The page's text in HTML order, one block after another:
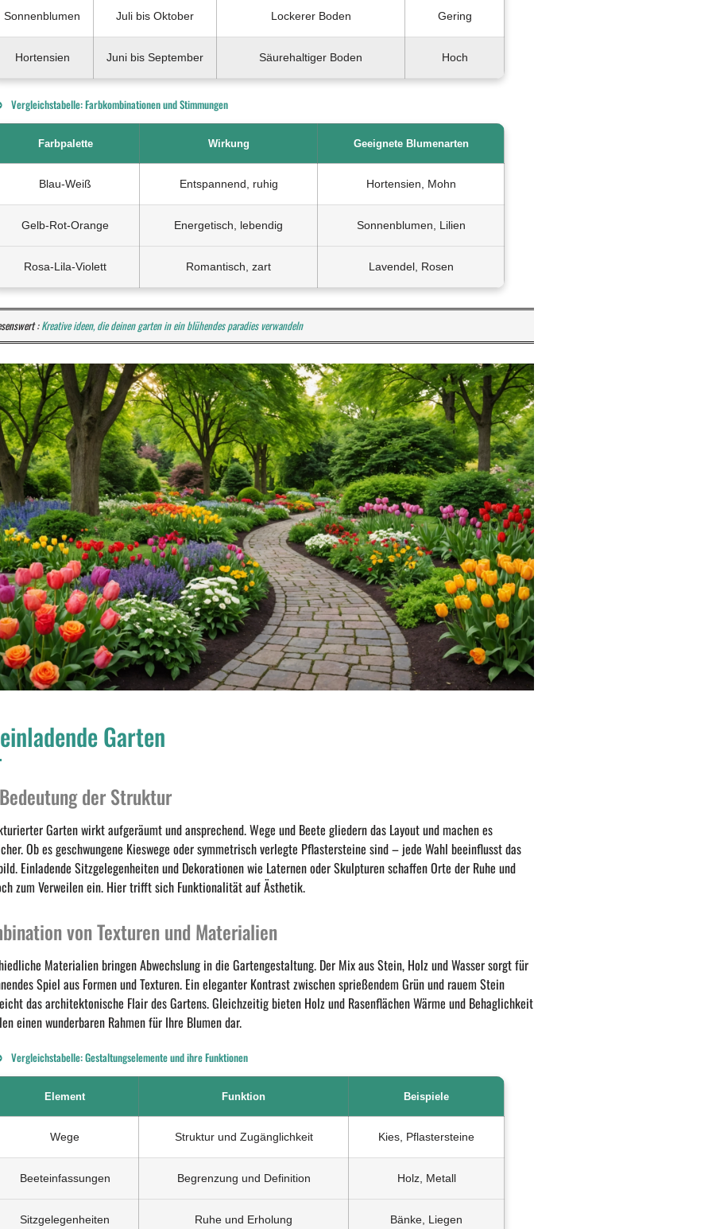
Sonnenblumen Juli bis Oktober Lockerer Boden Gering
Hortensien Juni bis September Säurehaltiger Boden Hoch
Vergleichstabelle: Farbkombinationen und Stimmungen
Farbpalette Wirkung Geeignete Blumenarten
Blau-Weiß Entspannend, ruhig Hortensien, Mohn
Gelb-Rot-Orange Energetisch, lebendig Sonnenblumen, Lilien
Rosa-Lila-Violett Romantisch, zart Lavendel, Rosen
:Kreative ideen, die deinen garten in ein blühendes paradies verwandeln
Garten
der Struktur
Garten wirkt aufgeräumt und ansprechend. Wege und Beete gliedern das Layout und machen es
Ob es geschwungene Kieswege oder symmetrisch verlegte Pflastersteine sind – jede Wahl beeinflusst das
Einladende Sitzgelegenheiten und Dekorationen wie Laternen oder Skulpturen schaffen Orte der Ruhe und
zum Verweilen ein. Hier trifft sich Funktionalität auf Ästhetik.
von Texturen und Materialien
Materialien bringen Abwechslung in die Gartengestaltung. Der Mix aus Stein, Holz und Wasser sorgt für
Spiel aus Formen und Texturen. Ein eleganter Kontrast zwischen sprießendem Grün und rauem Stein
das architektonische Flair des Gartens. Gleichzeitig bieten Holz und Rasenflächen Wärme und Behaglichkeit
einen wunderbaren Rahmen für Ihre Blumen dar.
Vergleichstabelle: Gestaltungselemente und ihre Funktionen
Element Funktion Beispiele
Wege Struktur und Zugänglichkeit Kies, Pflastersteine
Beeteinfassungen Begrenzung und Definition Holz, Metall
Sitzgelegenheiten Ruhe und Erholung Bänke, Liegen